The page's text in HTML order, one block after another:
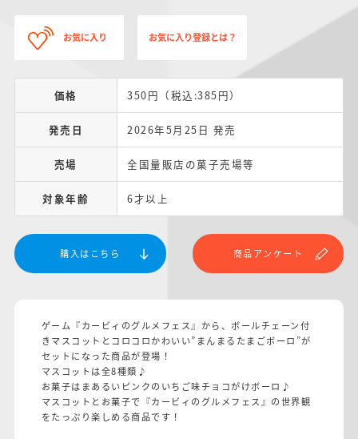
お気に入り お気に入り登録とは？
価格 350円（税込:385円）
発売日 2026年5月25日 発売
売場 全国量販店の菓子売場等
対象年齢 6才以上
購入はこちら 商品アンケート
ゲーム『カービィのグルメフェス』から、ボールチェーン付
きマスコットとコロコロかわいい”まんまるたまごボーロ”が
セットになった商品が登場！
マスコットは全8種類♪
お菓子はまあるいピンクのいちご味チョコがけボーロ♪
マスコットとお菓子で『カービィのグルメフェス』の世界観
をたっぷり楽しめる商品です！